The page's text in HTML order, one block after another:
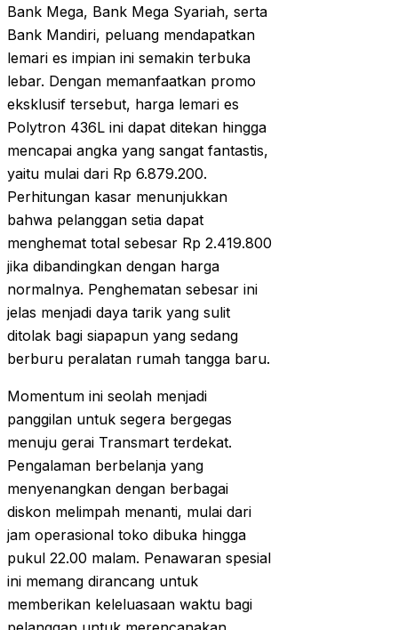
Bank Mega, Bank Mega Syariah, serta
Bank Mandiri, peluang mendapatkan
lemari es impian ini semakin terbuka
lebar. Dengan memanfaatkan promo
eksklusif tersebut, harga lemari es
Polytron 436L ini dapat ditekan hingga
mencapai angka yang sangat fantastis,
yaitu mulai dari Rp 6.879.200.
Perhitungan kasar menunjukkan
bahwa pelanggan setia dapat
menghemat total sebesar Rp 2.419.800
jika dibandingkan dengan harga
normalnya. Penghematan sebesar ini
jelas menjadi daya tarik yang sulit
ditolak bagi siapapun yang sedang
berburu peralatan rumah tangga baru.
Momentum ini seolah menjadi
panggilan untuk segera bergegas
menuju gerai Transmart terdekat.
Pengalaman berbelanja yang
menyenangkan dengan berbagai
diskon melimpah menanti, mulai dari
jam operasional toko dibuka hingga
pukul 22.00 malam. Penawaran spesial
ini memang dirancang untuk
memberikan keleluasaan waktu bagi